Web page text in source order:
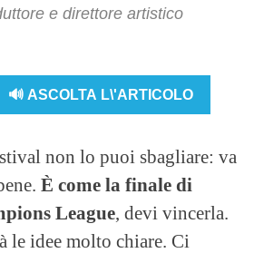
e direttore artistico
🔊 ASCOLTA L\'ARTICOLO
non lo puoi sbagliare: va
È come la finale di
League, devi vincerla.
le idee molto chiare. Ci